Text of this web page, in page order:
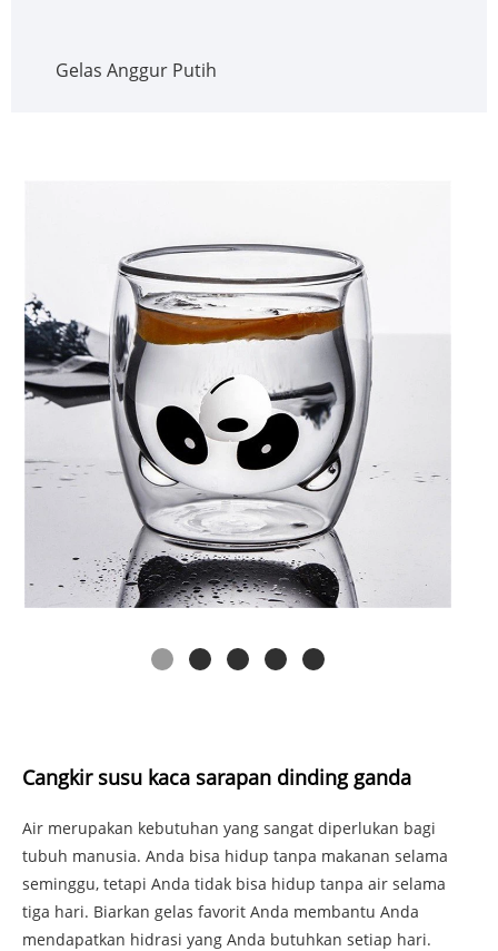
Gelas Anggur Putih
Cangkir susu kaca sarapan dinding ganda
Air merupakan kebutuhan yang sangat diperlukan bagi
tubuh manusia. Anda bisa hidup tanpa makanan selama
seminggu, tetapi Anda tidak bisa hidup tanpa air selama
tiga hari. Biarkan gelas favorit Anda membantu Anda
mendapatkan hidrasi yang Anda butuhkan setiap hari.